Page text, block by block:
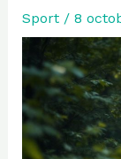
Sport/ 8